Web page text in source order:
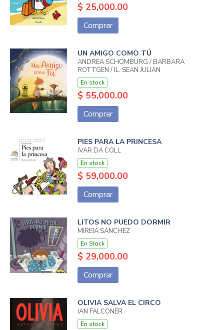
$ 25,000.00
Comprar
UN AMIGO COMO TÚ
ANDREA SCHOMBURG / BARBARA
ROTTGEN / IL. SEAN JULIAN
En stock
$ 55,000.00
Comprar
PIES PARA LA PRINCESA
IVAR DA COLL
En stock
$ 59,000.00
Comprar
LITOS NO PUEDO DORMIR
MIREIA SÁNCHEZ
En Stock
$ 29,000.00
Comprar
OLIVIA SALVA EL CIRCO
IAN FALCONER
En stock